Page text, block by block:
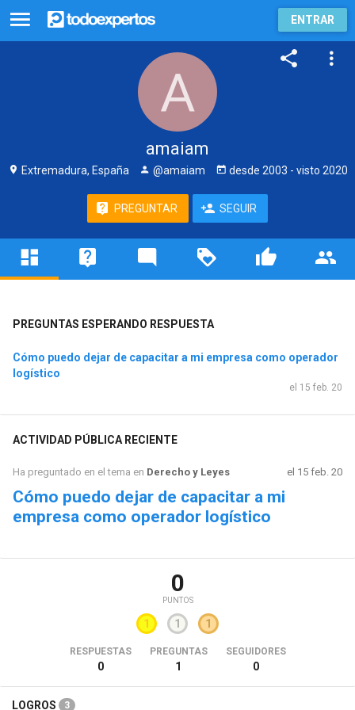
ENTRAR
amaiam
Extremadura, España @amaiam desde 2003 - visto 2020
PREGUNTAR SEGUIR
PREGUNTAS ESPERANDO RESPUESTA
Cómo puedo dejar de capacitar a mi empresa como operador
logístico
el 15 feb. 20
ACTIVIDAD PÚBLICA RECIENTE
Ha preguntado en el tema en Derecho y Leyes el 15 feb. 20
Cómo puedo dejar de capacitar a mi
empresa como operador logístico
0
PUNTOS
1 1 1
RESPUESTAS
0
PREGUNTAS
1
SEGUIDORES
0
LOGROS 3